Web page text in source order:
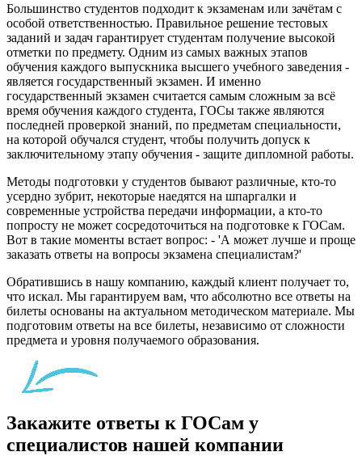
Большинство студентов подходит к экзаменам или зачётам с
особой ответственностью. Правильное решение тестовых
заданий и задач гарантирует студентам получение высокой
отметки по предмету. Одним из самых важных этапов
обучения каждого выпускника высшего учебного заведения -
является государственный экзамен. И именно
государственный экзамен считается самым сложным за всё
время обучения каждого студента, ГОСы также являются
последней проверкой знаний, по предметам специальности,
на которой обучался студент, чтобы получить допуск к
заключительному этапу обучения - защите дипломной работы.
Методы подготовки у студентов бывают различные, кто-то
усердно зубрит, некоторые наедятся на шпаргалки и
современные устройства передачи информации, а кто-то
попросту не может сосредоточиться на подготовке к ГОСам.
Вот в такие моменты встает вопрос: - 'А может лучше и проще
заказать ответы на вопросы экзамена специалистам?'
Обратившись в нашу компанию, каждый клиент получает то,
что искал. Мы гарантируем вам, что абсолютно все ответы на
билеты основаны на актуальном методическом материале. Мы
подготовим ответы на все билеты, независимо от сложности
предмета и уровня получаемого образования.
Закажите ответы к ГОСам у
специалистов нашей компании